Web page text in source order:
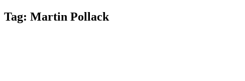
Tag: Martin Pollack